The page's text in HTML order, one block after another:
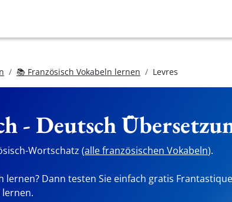
📚 Französisch Vokabeln lernen Levres
- Deutsch
Wortschatz (alle französischen Vokabeln).
lernen? Dann testen Sie einfach gratis
lernen.